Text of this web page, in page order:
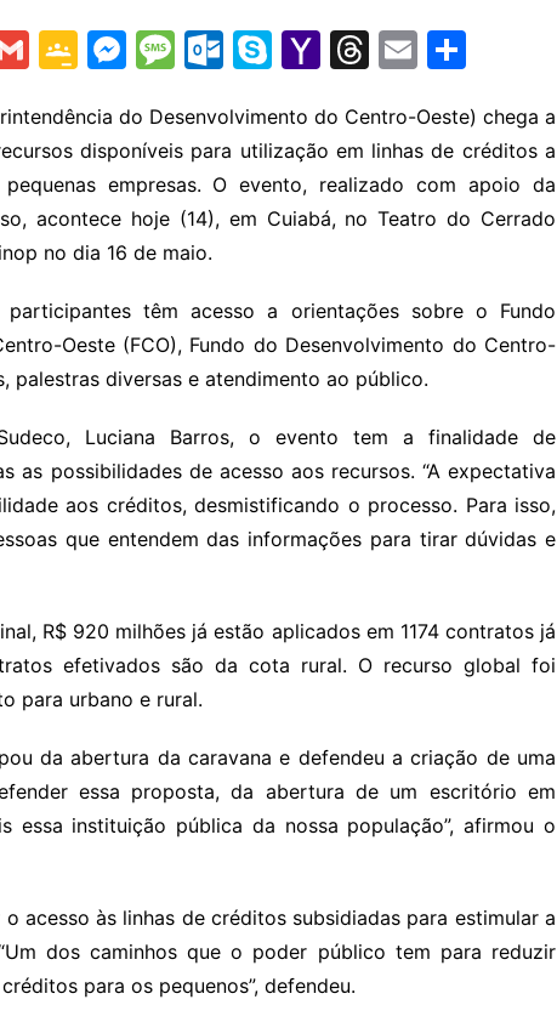
G
ai
l
G
o
gl
e
Cl
s
sr
o
o
m
M
s
s
e
n
er
M
s
s
a
g
O
lo
o
k.
m
S
y
p
e
Y
h
o
o
M
l
T
e
a
d
E
ai
l
ar
e
do Desenvolvimento do Centro-Oeste) chega a
disponíveis para utilização em linhas de créditos a
empresas. O evento, realizado com apoio da
acontece hoje (14), em Cuiabá, no Teatro do Cerrado
no dia 16 de maio.
têm acesso a orientações sobre o Fundo
Oeste (FCO), Fundo do Desenvolvimento do Centro-
palestras diversas e atendimento ao público.
Luciana Barros, o evento tem a finalidade de
as possibilidades de acesso aos recursos. “A expectativa
aos créditos, desmistificando o processo. Para isso,
que entendem das informações para tirar dúvidas e
R$ 920 milhões já estão aplicados em 1174 contratos já
efetivados são da cota rural. O recurso global foi
para urbano e rural.
da abertura da caravana e defendeu a criação de uma
essa proposta, da abertura de um escritório em
essa instituição pública da nossa população”, afirmou o
acesso às linhas de créditos subsidiadas para estimular a
dos caminhos que o poder público tem para reduzir
para os pequenos”, defendeu.